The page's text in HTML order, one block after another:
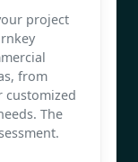
project
from
customized
The